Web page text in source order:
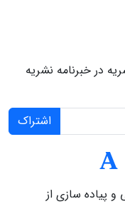
در خبرنامه نشریه
اشتراک
و پیاده سازی از